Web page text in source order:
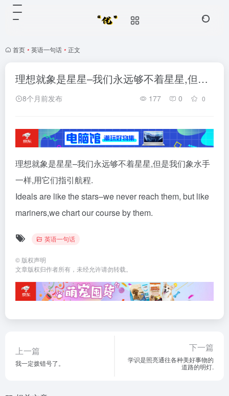
首页 • 英语一句话 • 正文
理想就象是星星–我们永远够不着星星,但…
8个月前发布 177 0 0
理想就象是星星–我们永远够不着星星,但是我们象水手
一样,用它们指引航程.
Ideals are like the stars–we never reach them, but like
mariners,we chart our course by them.
英语一句话
© 版权声明
文章版权归作者所有，未经允许请勿转载。
上一篇
我一定拨错号了。
下一篇
学识是照亮通往各种美好事物的
道路的明灯.